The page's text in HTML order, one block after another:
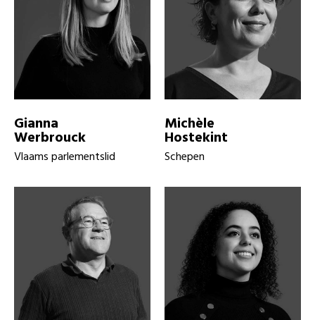
Gianna
Werbrouck
Vlaams parlementslid
Michèle
Hostekint
Schepen